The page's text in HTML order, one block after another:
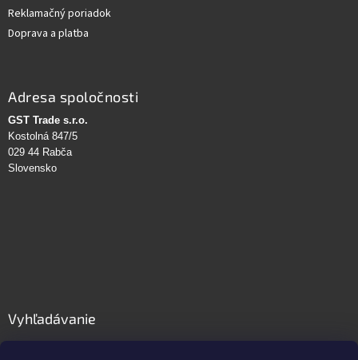
Reklamačný poriadok
Doprava a platba
Adresa spoločnosti
GST Trade s.r.o.
Kostolná 847/5
029 44 Rabča
Slovensko
Vyhľadávanie